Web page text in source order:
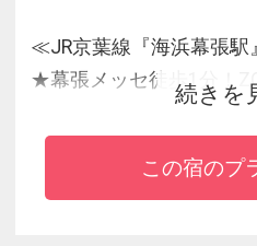
≪JR京葉線『海浜幕張
★幕張メッセ徒歩1分！
★成田空港・羽田空港よ
続きを
この宿のプ